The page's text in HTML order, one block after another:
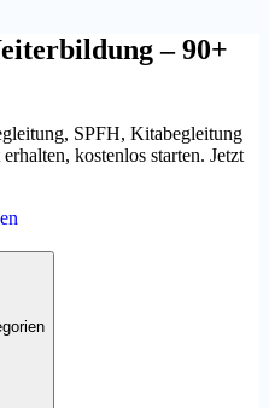
– 90+
SPFH, Kitabegleitung
kostenlos starten. Jetzt